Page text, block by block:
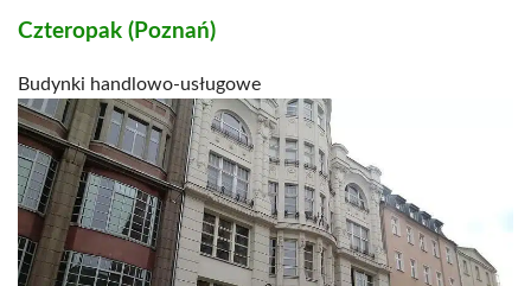
Czteropak (Poznań)
Budynki handlowo-usługowe